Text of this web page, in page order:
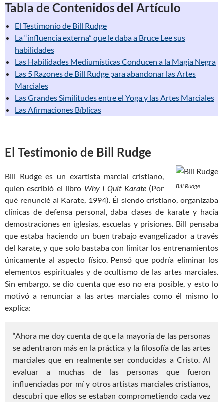
Tabla de Contenidos del Artículo
El Testimonio de Bill Rudge
La “influencia externa” que le daba a Bruce Lee sus
habilidades
Las Habilidades Mediumísticas Conducen a la Magia Negra
Las 5 Razones de Bill Rudge para abandonar las Artes
Marciales
Las Grandes Similitudes entre el Yoga y las Artes Marciales
Las Afirmaciones Bíblicas
El Testimonio de Bill Rudge
Bill Rudge
Bill Rudge es un exartista marcial cristiano,
quien escribió el libro Why I Quit Karate (Por
qué renuncié al Karate, 1994). Él siendo cristiano, organizaba
clínicas de defensa personal, daba clases de karate y hacía
demostraciones en iglesias, escuelas y prisiones. Bill pensaba
que estaba haciendo un buen trabajo evangelizador a través
del karate, y que solo bastaba con limitar los entrenamientos
únicamente al aspecto físico. Pensó que podría eliminar los
elementos espirituales y de ocultismo de las artes marciales.
Sin embargo, se dio cuenta que eso no era posible, y esto lo
motivó a renunciar a las artes marciales como él mismo lo
explica:
“Ahora me doy cuenta de que la mayoría de las personas
se adentraron más en la práctica y la filosofía de las artes
marciales que en realmente ser conducidas a Cristo. Al
evaluar a muchas de las personas que fueron
influenciadas por mí y otros artistas marciales cristianos,
descubrí que ellos se estaban comprometiendo cada vez